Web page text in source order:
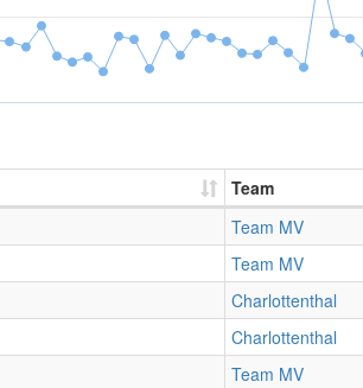
Team
Team MV
Team MV
Charlottenthal
Charlottenthal
Team MV